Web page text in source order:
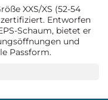
XXS/XS (52-54
Entworfen
Schaum, bietet er
und
Passform.